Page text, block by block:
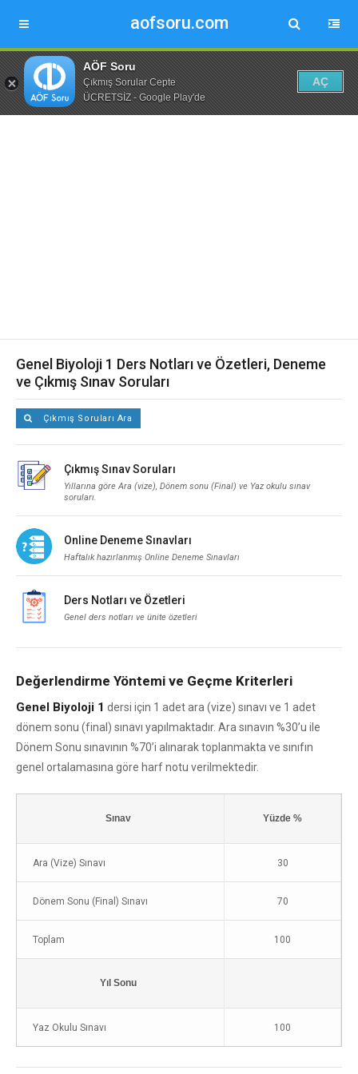
aofsoru.com
AÖF Soru
Çıkmış Sorular Cepte
ÜCRETSİZ - Google Play'de
AÇ
Genel Biyoloji 1 Ders Notları ve Özetleri, Deneme
ve Çıkmış Sınav Soruları
Çıkmış Soruları Ara
Çıkmış Sınav Soruları
Yıllarına göre Ara (vize), Dönem sonu (Final) ve Yaz okulu sınav
soruları.
Online Deneme Sınavları
Haftalık hazırlanmış Online Deneme Sınavları
Ders Notları ve Özetleri
Genel ders notları ve ünite özetleri
Değerlendirme Yöntemi ve Geçme Kriterleri
Genel Biyoloji 1 dersi için 1 adet ara (vize) sınavı ve 1 adet
dönem sonu (final) sınavı yapılmaktadır. Ara sınavın %30’u ile
Dönem Sonu sınavının %70’i alınarak toplanmakta ve sınıfın
genel ortalamasına göre harf notu verilmektedir.
Sınav Yüzde %
Ara (Vize) Sınavı 30
Dönem Sonu (Final) Sınavı 70
Toplam 100
Yıl Sonu
Yaz Okulu Sınavı 100